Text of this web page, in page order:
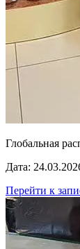
Глобальная
Дата:
Перейти к